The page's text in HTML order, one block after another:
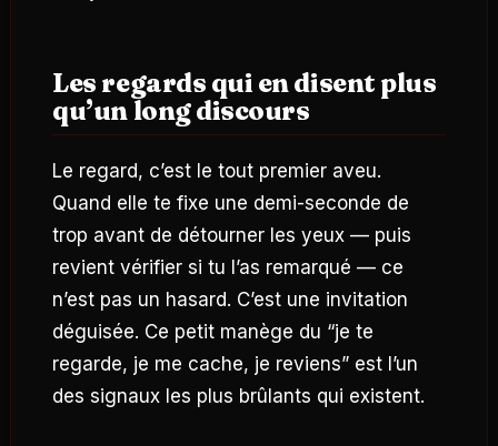
Les regards qui en disent plus
qu’un long discours
Le regard, c’est le tout premier aveu.
Quand elle te fixe une demi-seconde de
trop avant de détourner les yeux — puis
revient vérifier si tu l’as remarqué — ce
n’est pas un hasard. C’est une invitation
déguisée. Ce petit manège du “je te
regarde, je me cache, je reviens” est l’un
des signaux les plus brûlants qui existent.